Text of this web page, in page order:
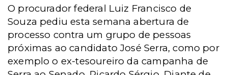
O procurador federal Luiz Francisco de
Souza pediu esta semana abertura de
processo contra um grupo de pessoas
próximas ao candidato José Serra, como por
exemplo o ex-tesoureiro da campanha de